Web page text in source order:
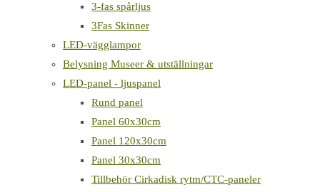
3-fas spårljus
3Fas Skinner
LED-vägglampor
Belysning Museer & utställningar
LED-panel - ljuspanel
Rund panel
Panel 60x30cm
Panel 120x30cm
Panel 30x30cm
Tillbehör Cirkadisk rytm/CTC-paneler